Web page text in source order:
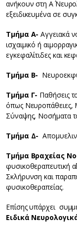
ανήκουν στη Α΄
εξειδικευμένα σε
Τμήμα Α-Αγγειακά
ισχαιμικό ή
εγκεφαλίτιδες και
Τμήμα Β-
Τμήμα Γ- Παθήσεις
όπως Νευροπάθειες,
Σύναψης, Νοσήματα
Τμήμα Δ-
Τμήμα Βραχείας
φυσικοθεραπευτική
Σκλήρυνση και
φυσικοθεραπείας.
Επίσης υπάρχει
Ειδικά